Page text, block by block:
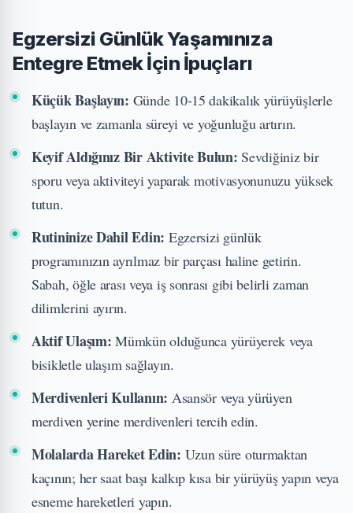
Egzersizi Günlük Yaşamınıza
Entegre Etmek İçin İpuçları
Küçük Başlayın: Günde 10-15 dakikalık yürüyüşlerle
başlayın ve zamanla süreyi ve yoğunluğu artırın.
Keyif Aldığınız Bir Aktivite Bulun: Sevdiğiniz bir
sporu veya aktiviteyi yaparak motivasyonunuzu yüksek
tutun.
Rutininize Dahil Edin: Egzersizi günlük
programınızın ayrılmaz bir parçası haline getirin.
Sabah, öğle arası veya iş sonrası gibi belirli zaman
dilimlerini ayırın.
Aktif Ulaşım: Mümkün olduğunca yürüyerek veya
bisikletle ulaşım sağlayın.
Merdivenleri Kullanın: Asansör veya yürüyen
merdiven yerine merdivenleri tercih edin.
Molalarda Hareket Edin: Uzun süre oturmaktan
kaçının; her saat başı kalkıp kısa bir yürüyüş yapın veya
esneme hareketleri yapın.